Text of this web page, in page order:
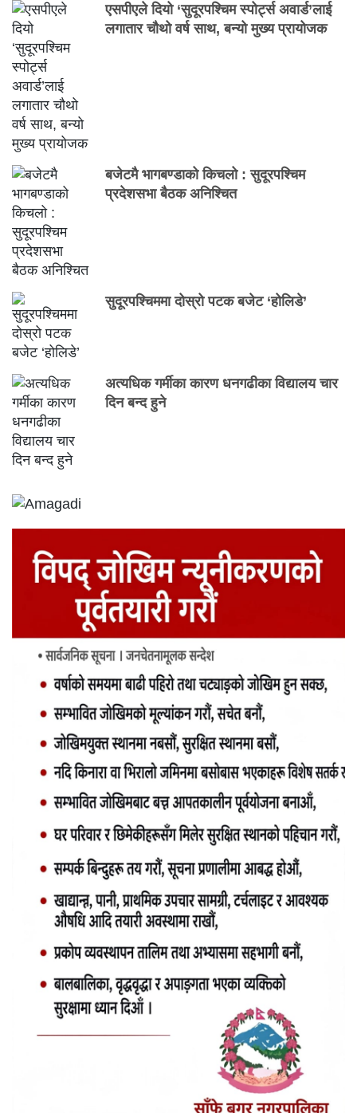
एसपीएले दियो ‘सुदूरपश्चिम स्पोर्ट्स अवार्ड’लाई
लगातार चौथो वर्ष साथ, बन्यो मुख्य प्रायोजक
बजेटमै भागबण्डाको किचलो : सुदूरपश्चिम
प्रदेशसभा बैठक अनिश्चित
सुदूरपश्चिममा दोस्रो पटक बजेट ‘होलिडे’
अत्यधिक गर्मीका कारण धनगढीका विद्यालय चार
दिन बन्द हुने